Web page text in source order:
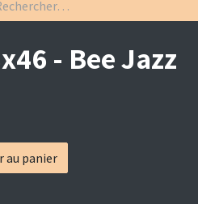
- Bee Jazz
au panier